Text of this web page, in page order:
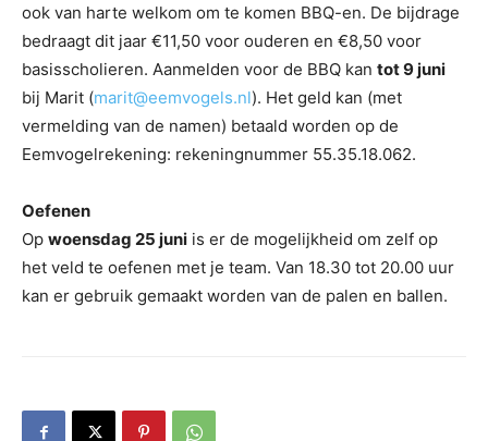
ook van harte welkom om te komen BBQ-en. De bijdrage
bedraagt dit jaar €11,50 voor ouderen en €8,50 voor
basisscholieren. Aanmelden voor de BBQ kan tot9 juni
bij Marit (marit@eemvogels.nl). Het geld kan (met
vermelding van de namen) betaald worden op de
Eemvogelrekening: rekeningnummer 55.35.18.062.
Oefenen
Op woensdag 25 juni is er de mogelijkheid om zelf op
het veld te oefenen met je team. Van 18.30 tot 20.00 uur
kan er gebruik gemaakt worden van de palen en ballen.